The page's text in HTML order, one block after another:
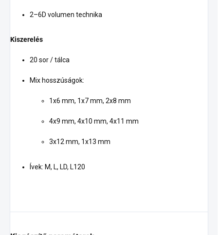
2–6D volumen technika
Kiszerelés
20 sor / tálca
Mix hosszúságok:
1x6 mm, 1x7 mm, 2x8 mm
4x9 mm, 4x10 mm, 4x11 mm
3x12 mm, 1x13 mm
Ívek: M, L, LD, L120